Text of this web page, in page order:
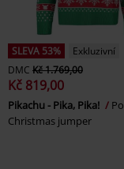
SLEVA 53%
Exkluzivní
DMC Kč 1.769,00
Kč 819,00
Pikachu - Pika, Pika!
Christmas jumper